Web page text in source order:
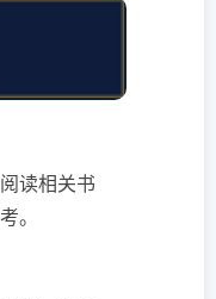
读相关书
。